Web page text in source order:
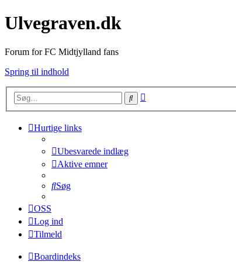
Ulvegraven.dk
Forum for FC Midtjylland fans
Spring til indhold
Søg
Hurtige links
Ubesvarede indlæg
Aktive emner
Søg
OSS
Log ind
Tilmeld
Boardindeks